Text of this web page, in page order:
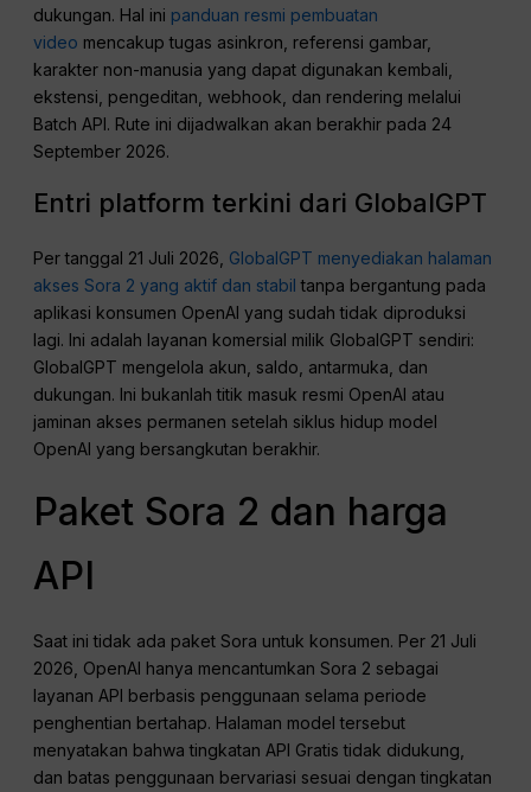
dukungan. Hal ini panduan resmi pembuatan
video mencakup tugas asinkron, referensi gambar,
karakter non-manusia yang dapat digunakan kembali,
ekstensi, pengeditan, webhook, dan rendering melalui
Batch API. Rute ini dijadwalkan akan berakhir pada 24
September 2026.
Entri platform terkini dari GlobalGPT
Per tanggal 21 Juli 2026, GlobalGPT menyediakan halaman
akses Sora 2 yang aktif dan stabil tanpa bergantung pada
aplikasi konsumen OpenAI yang sudah tidak diproduksi
lagi. Ini adalah layanan komersial milik GlobalGPT sendiri:
GlobalGPT mengelola akun, saldo, antarmuka, dan
dukungan. Ini bukanlah titik masuk resmi OpenAI atau
jaminan akses permanen setelah siklus hidup model
OpenAI yang bersangkutan berakhir.
Paket Sora 2 dan harga
API
Saat ini tidak ada paket Sora untuk konsumen. Per 21 Juli
2026, OpenAI hanya mencantumkan Sora 2 sebagai
layanan API berbasis penggunaan selama periode
penghentian bertahap. Halaman model tersebut
menyatakan bahwa tingkatan API Gratis tidak didukung,
dan batas penggunaan bervariasi sesuai dengan tingkatan